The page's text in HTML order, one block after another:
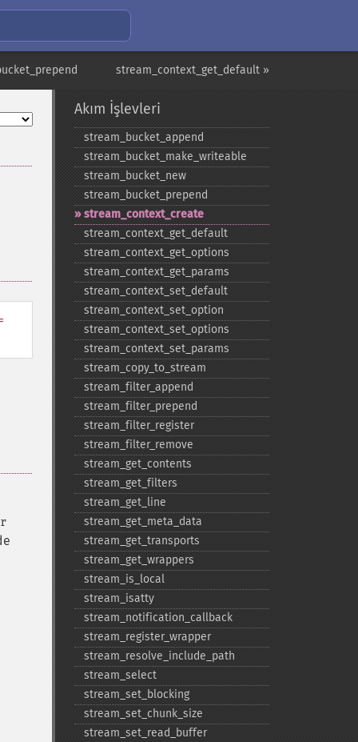
stream_context_get_default »
Akım İşlevleri
stream_​bucket_​append
stream_​bucket_​make_​writeable
stream_​bucket_​new
stream_​bucket_​prepend
stream_​context_​create
stream_​context_​get_​default
stream_​context_​get_​options
stream_​context_​get_​params
stream_​context_​set_​default
stream_​context_​set_​option
stream_​context_​set_​options
stream_​context_​set_​params
stream_​copy_​to_​stream
stream_​filter_​append
stream_​filter_​prepend
stream_​filter_​register
stream_​filter_​remove
stream_​get_​contents
stream_​get_​filters
stream_​get_​line
stream_​get_​meta_​data
stream_​get_​transports
stream_​get_​wrappers
stream_​is_​local
stream_​isatty
stream_​notification_​callback
stream_​register_​wrapper
stream_​resolve_​include_​path
stream_​select
stream_​set_​blocking
stream_​set_​chunk_​size
stream_​set_​read_​buffer